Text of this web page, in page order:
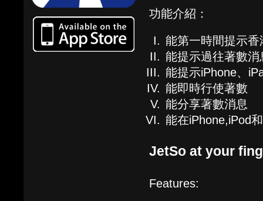
功能介紹：
能第一時間提示
能提示過往著數消
能提示iPhone、
能即時行使著數
能分享著數消息
能在iPhone,iPod
JetSo at your
Features: